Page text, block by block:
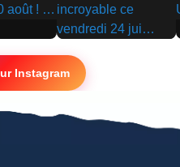
▶
Instagram